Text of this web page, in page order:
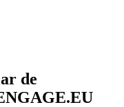
de